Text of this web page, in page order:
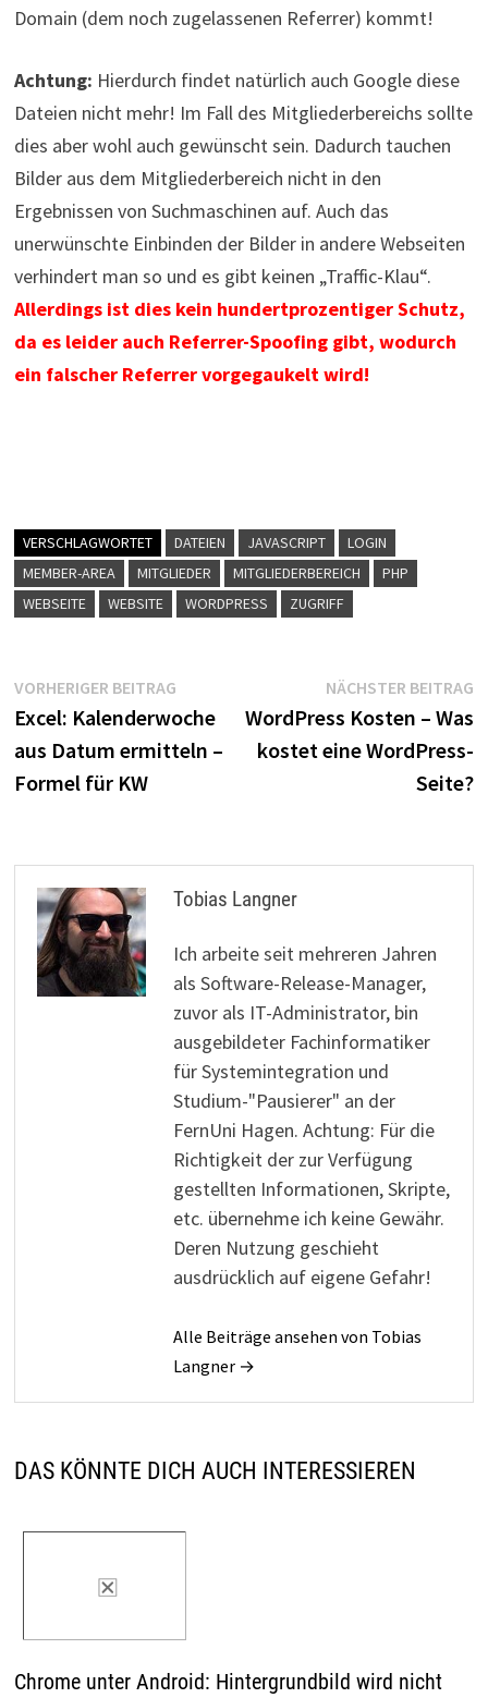
Domain (dem noch zugelassenen Referrer) kommt!
Achtung: Hierdurch findet natürlich auch Google diese
Dateien nicht mehr! Im Fall des Mitgliederbereichs sollte
dies aber wohl auch gewünscht sein. Dadurch tauchen
Bilder aus dem Mitgliederbereich nicht in den
Ergebnissen von Suchmaschinen auf. Auch das
unerwünschte Einbinden der Bilder in andere Webseiten
verhindert man so und es gibt keinen „Traffic-Klau“.
Allerdings ist dies kein hundertprozentiger Schutz,
da es leider auch Referrer-Spoofing gibt, wodurch
ein falscher Referrer vorgegaukelt wird!
VERSCHLAGWORTET DATEIEN JAVASCRIPT
LOGIN
MEMBER-AREA
MITGLIEDER MITGLIEDERBEREICH
PHP
WEBSEITE
WEBSITE WORDPRESS ZUGRIFF
Beitragsnavigation
VORHERIGER BEITRAGVorheriger
Beitrag:
Excel: Kalenderwoche
aus Datum ermitteln –
Formel für KW
NÄCHSTER BEITRAG
WordPress Kosten – Was
kostet eine WordPress-
Seite?
Tobias Langner
Ich arbeite seit mehreren Jahren
als Software-Release-Manager,
zuvor als IT-Administrator, bin
ausgebildeter Fachinformatiker
für Systemintegration und
Studium-"Pausierer" an der
FernUni Hagen. Achtung: Für die
Richtigkeit der zur Verfügung
gestellten Informationen, Skripte,
etc. übernehme ich keine Gewähr.
Deren Nutzung geschieht
ausdrücklich auf eigene Gefahr!
Alle Beiträge ansehen von Tobias
Langner →
DAS KÖNNTE DICH AUCH INTERESSIEREN
Chrome unter Android: Hintergrundbild wird nicht